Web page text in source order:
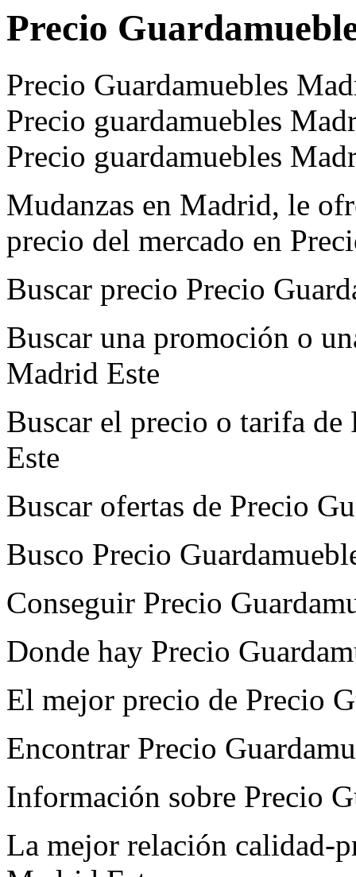
Precio
Precio Guardamuebles
Precio guardamuebles
Precio guardamuebles
Mudanzas en Madrid, le
precio del mercado en
Buscar precio Precio
Buscar una promoción o
Madrid Este
Buscar el precio o tarifa
Este
Buscar ofertas de Precio
Busco Precio
Conseguir Precio
Donde hay Precio
El mejor precio de Precio
Encontrar Precio
Información sobre Precio
La mejor relación calidad-